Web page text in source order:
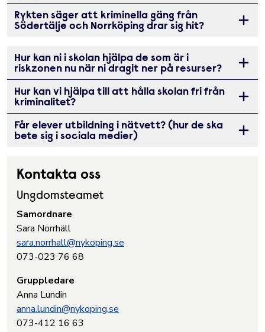
Rykten säger att kriminella gäng från
Södertälje och Norrköping drar sig hit?
Hur kan ni i skolan hjälpa de som är i
riskzonen nu när ni dragit ner på resurser?
Hur kan vi hjälpa till att hålla skolan fri från
kriminalitet?
Får elever utbildning i nätvett? (hur de ska
bete sig i sociala medier)
Kontakta oss
Ungdomsteamet
Samordnare
Sara Norrhäll
sara.norrhall@nykoping.se
073-023 76 68
Gruppledare
Anna Lundin
anna.lundin@nykoping.se
073-412 16 63